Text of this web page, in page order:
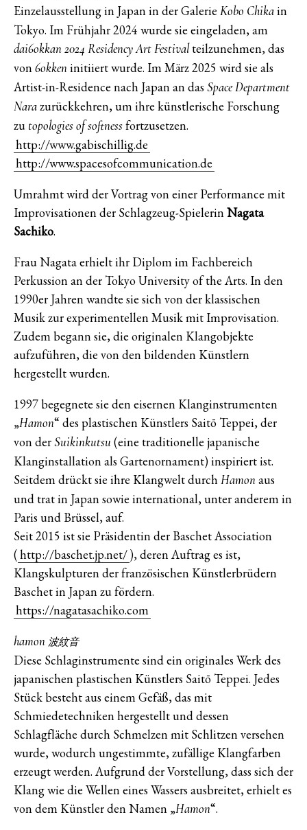
Einzelausstellung in Japan in der Galerie Kobo Chikain
Tokyo. Im Frühjahr 2024 wurde sie eingeladen, am
dai6okkan 2024 Residency Art Festivalteilzunehmen, das
von6okkeninitiiert wurde. Im März 2025 wird sie als
Artist-in-Residence nach Japan an das Space Department
Narazurückkehren, um ihre künstlerische Forschung
zu topologies of softnessfortzusetzen.
http://www.gabischillig.de
http://www.spacesofcommunication.de
Umrahmt wird der Vortrag von einer Performance mit
Improvisationen der Schlagzeug-SpielerinNagata
Sachiko.
Frau Nagata erhielt ihr Diplom im Fachbereich
Perkussion an der Tokyo University of the Arts. In den
1990er Jahren wandte sie sich von der klassischen
Musik zur experimentellen Musik mit Improvisation.
Zudem begann sie, die originalen Klangobjekte
aufzuführen, die von den bildenden Künstlern
hergestellt wurden.
1997 begegnete sie den eisernen Klanginstrumenten
„Hamon“ des plastischen Künstlers Saitō Teppei, der
von derSuikinkutsu(eine traditionelle japanische
Klanginstallation als Gartenornament) inspiriert ist.
Seitdem drückt sie ihre Klangwelt durchHamonaus
und trat in Japan sowie international, unter anderem in
Paris und Brüssel, auf.
Seit 2015 ist sie Präsidentin der Baschet Association
(http://baschet.jp.net/), deren Auftrag es ist,
Klangskulpturen der französischen Künstlerbrüdern
Baschet in Japan zu fördern.
https://nagatasachiko.com
hamon 波紋音
Diese Schlaginstrumente sind ein originales Werk des
japanischen plastischen Künstlers Saitō Teppei. Jedes
Stück besteht aus einem Gefäß, das mit
Schmiedetechniken hergestellt und dessen
Schlagfläche durch Schmelzen mit Schlitzen versehen
wurde, wodurch ungestimmte, zufällige Klangfarben
erzeugt werden. Aufgrund der Vorstellung, dass sich der
Klang wie die Wellen eines Wassers ausbreitet, erhielt es
von dem Künstler den Namen „Hamon“.